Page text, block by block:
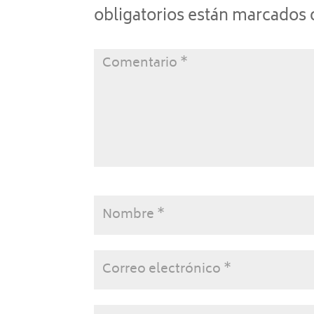
obligatorios están marcados